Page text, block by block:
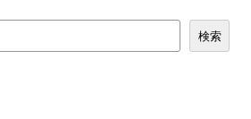
検索